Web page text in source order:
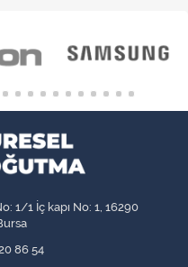
1/1 İç kapı No: 1, 16290
86 54